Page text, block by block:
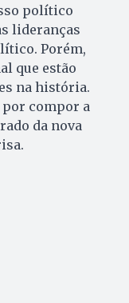
político
lideranças
Porém,
que estão
na história.
por compor a
da nova